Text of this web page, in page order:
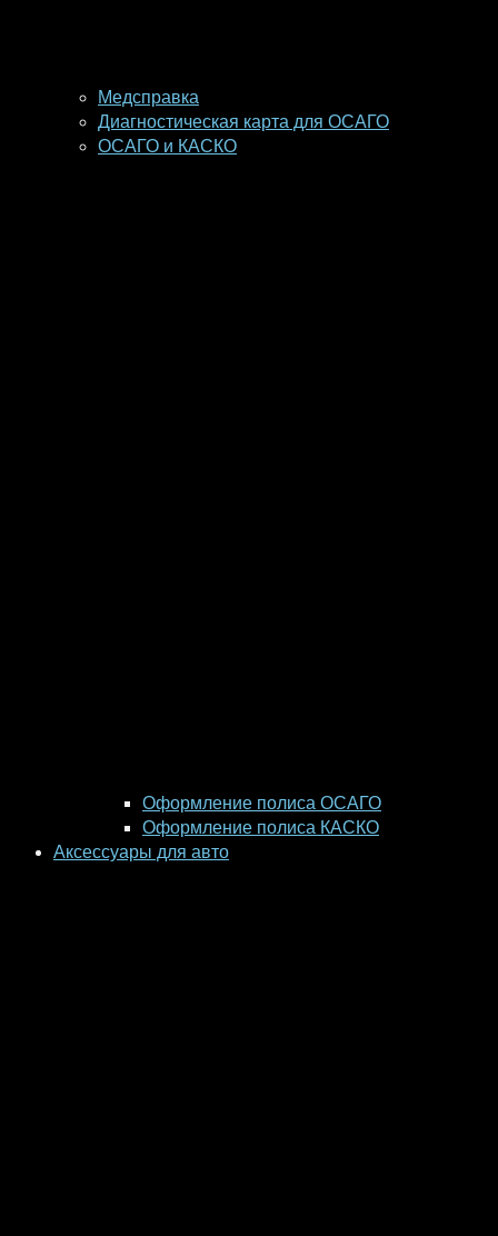
Медсправка
Диагностическая карта для ОСАГО
ОСАГО и КАСКО
Оформление полиса ОСАГО
Оформление полиса КАСКО
Аксессуары для авто